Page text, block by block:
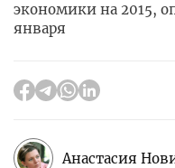
экономики на 2015,
января
Анастасия